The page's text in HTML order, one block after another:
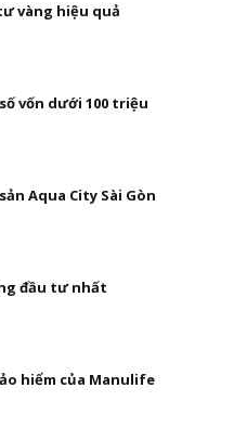
vàng hiệu quả
vốn dưới 100 triệu
Aqua City Sài Gòn
đầu tư nhất
hiểm của Manulife